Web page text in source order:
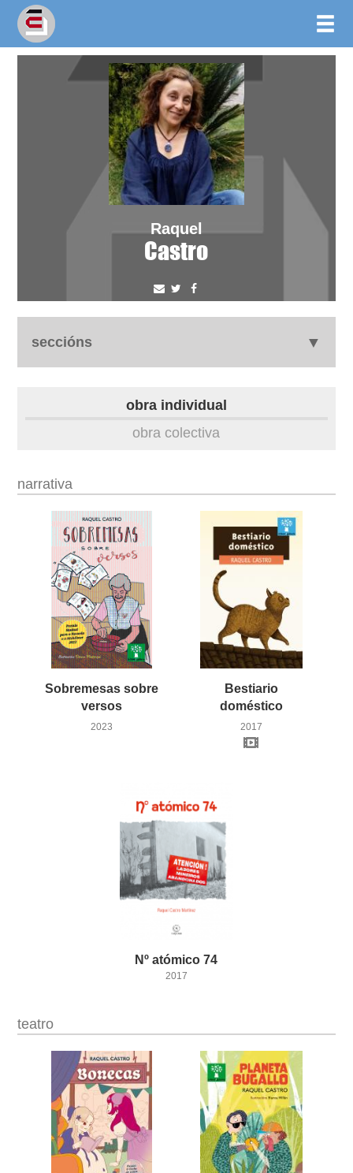
Raquel
Castro
seccións
videoteca
outros docs
obra individual
obra colectiva
narrativa
Sobremesas sobre
versos
2023
Bestiario
doméstico
2017
Nº atómico 74
2017
teatro